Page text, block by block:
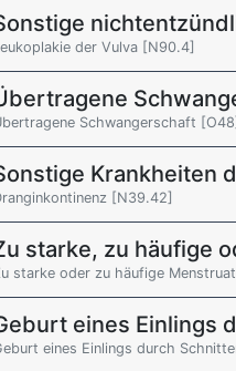
der Vulva [N90.4]
Schwangerschaft [O48]
Krankheiten
[N39.42]
starke, zu häufige
starke oder zu häufige
eines Einlings
eines Einlings durch